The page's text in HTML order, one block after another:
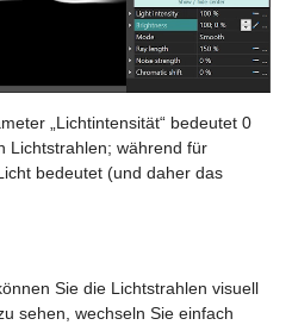
„Lichtintensität“ bedeutet 0
Lichtstrahlen; während für
bedeutet (und daher das
Sie die Lichtstrahlen visuell
sehen, wechseln Sie einfach